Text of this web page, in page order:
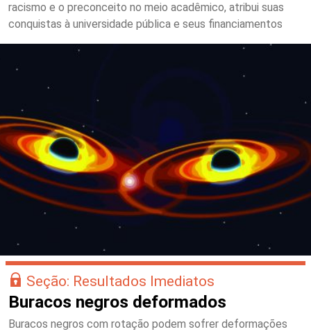
racismo e o preconceito no meio acadêmico, atribui suas
conquistas à universidade pública e seus financiamentos
Seção: Resultados Imediatos
Buracos negros deformados
Buracos negros com rotação podem sofrer deformações